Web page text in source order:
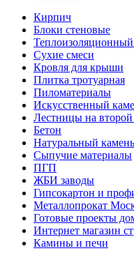
Кирпич
Блоки стеновые
Сухие смеси
Кровля для крыши
Плитка тротуарная
Пиломатериалы
Искусственный
Лестницы на
Бетон
Натуральный камень
Сыпучие материалы
ПГП
ЖБИ заводы
Гипсокартон и
Металлопрокат
Готовые проекты
Интернет магазин
Камины и печи